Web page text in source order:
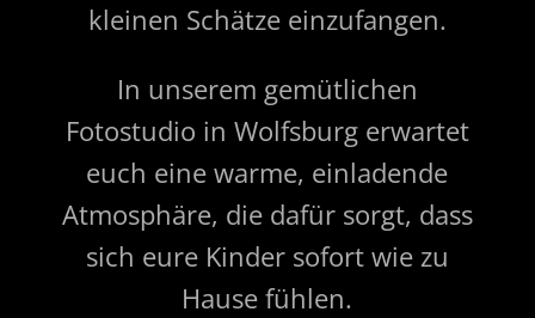
kleinen Schätze einzufangen.
In unserem gemütlichen
Fotostudio in Wolfsburg erwartet
euch eine warme, einladende
Atmosphäre, die dafür sorgt, dass
sich eure Kinder sofort wie zu
Hause fühlen.